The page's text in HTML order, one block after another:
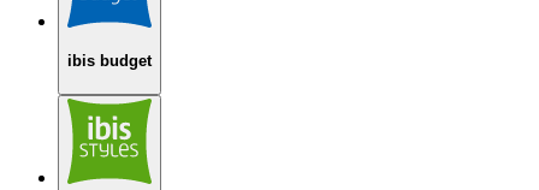
ibis budget